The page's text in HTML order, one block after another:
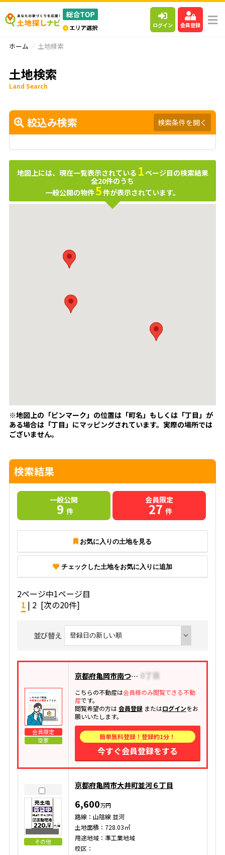
ログイン 会員登録
ホーム 土地検索
土地検索
Land Search
絞込み検索 検索条件を開く
地図上には、現在一覧表示されている 1ページ目の検索結果
全20件のうち
一般公開の物件5件が表示されています。
※地図上の「ピンマーク」の位置は「町名」もしくは「丁目」が
ある場合は「丁目」にマッピングされています。 実際の場所では
ございません。
検索結果
一般公開
9 件
会員限定
27 件
お気に入りの土地を見る
チェックした土地をお気に入りに追加
2ページ中1ページ目
1 | 2 [次の20件]
並び替え
会員限定
空家
京都府亀岡市南つつじケ丘桜台
こちらの不動産は会員様のみ閲覧できる不動
産です。
閲覧希望の方は会員登録またはログインをお
願いいたします。
簡単無料登録！登録約1分！
今すぐ会員登録をする
その他
京都府亀岡市大井町並河６丁目
6,600万円
路線：山陰線 並河
土地面積：728.03㎡
用途地域：準工業地域
校区：